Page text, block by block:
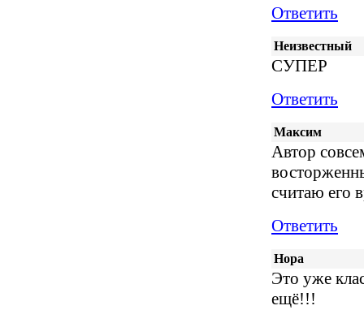
Ответить
Неизвестный
СУПЕР
Ответить
Максим
Автор
считаю его
Ответить
Нора
Это уже
ещё!!!